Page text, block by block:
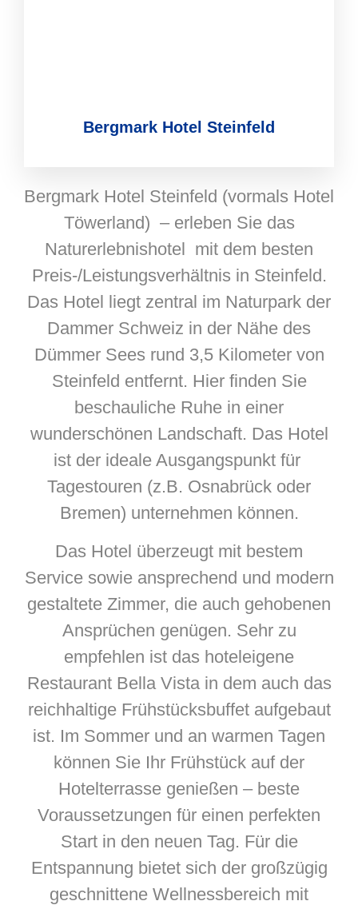
Bergmark Hotel Steinfeld
Bergmark Hotel Steinfeld (vormals Hotel
Töwerland) – erleben Sie das
Naturerlebnishotel mit dem besten
Preis-/Leistungsverhältnis in Steinfeld.
Das Hotel liegt zentral im Naturpark der
Dammer Schweiz in der Nähe des
Dümmer Sees rund 3,5 Kilometer von
Steinfeld entfernt. Hier finden Sie
beschauliche Ruhe in einer
wunderschönen Landschaft. Das Hotel
ist der ideale Ausgangspunkt für
Tagestouren (z.B. Osnabrück oder
Bremen) unternehmen können.
Das Hotel überzeugt mit bestem
Service sowie ansprechend und modern
gestaltete Zimmer, die auch gehobenen
Ansprüchen genügen. Sehr zu
empfehlen ist das hoteleigene
Restaurant Bella Vista in dem auch das
reichhaltige Frühstücksbuffet aufgebaut
ist. Im Sommer und an warmen Tagen
können Sie Ihr Frühstück auf der
Hotelterrasse genießen – beste
Voraussetzungen für einen perfekten
Start in den neuen Tag. Für die
Entspannung bietet sich der großzügig
geschnittene Wellnessbereich mit